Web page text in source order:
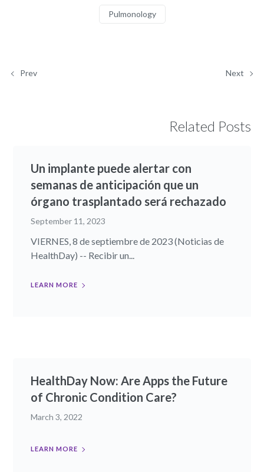
Pulmonology
Prev Next
Related Posts
Un implante puede alertar con
semanas de anticipación que un
órgano trasplantado será rechazado
September 11, 2023
VIERNES, 8 de septiembre de 2023 (Noticias de
HealthDay) -- Recibir un...
LEARN MORE
HealthDay Now: Are Apps the Future
of Chronic Condition Care?
March 3, 2022
LEARN MORE